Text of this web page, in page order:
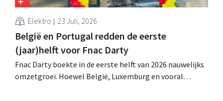
Elektro 23 Juli, 2026
België en Portugal redden de eerste
(jaar)helft voor Fnac Darty
Fnac Darty boekte in de eerste helft van 2026 nauwelijks
omzetgroei. Hoewel België, Luxemburg en vooral